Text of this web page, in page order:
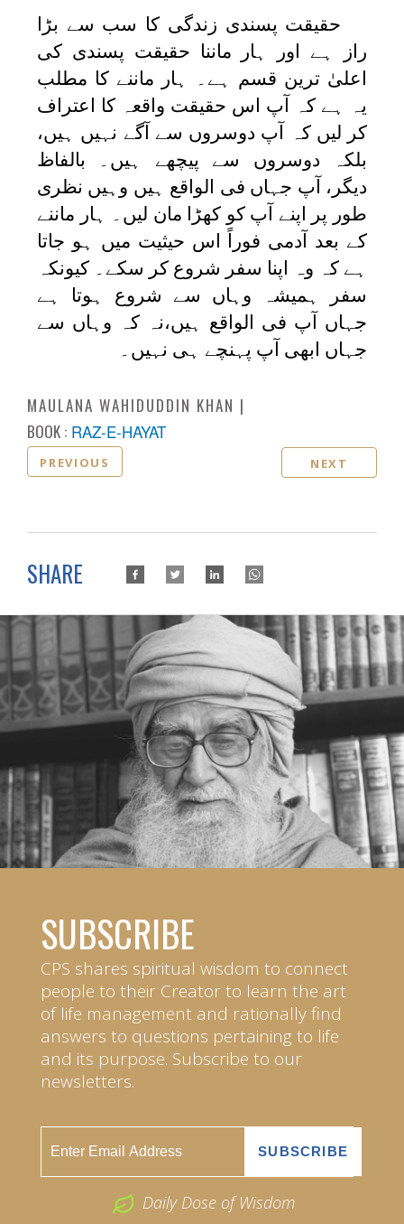
حقیقت پسندی زندگی کا سب سے بڑا
راز ہے اور ہار ماننا حقیقت پسندی کی
اعلیٰ ترین قسم ہے۔ ہار ماننے کا مطلب
یہ ہے کہ آپ اس حقیقت واقعہ کا اعتراف
کر لیں کہ آپ دوسروں سے آگے نہیں ہیں،
بلکہ دوسروں سے پیچھے ہیں۔ بالفاظ
دیگر، آپ جہاں فی الواقع ہیں وہیں نظری
طور پر اپنے آپ کو کھڑا مان لیں۔ ہار ماننے
کے بعد آدمی فوراً اس حیثیت میں ہو جاتا
ہے کہ وہ اپنا سفر شروع کر سکے۔ کیونکہ
سفر ہمیشہ وہاں سے شروع ہوتا ہے
جہاں آپ فی الواقع ہیں،نہ کہ وہاں سے
جہاں ابھی آپ پہنچے ہی نہیں۔
MAULANA WAHIDUDDIN KHAN
BOOK : RAZ-E-HAYAT
PREVIOUS NEXT
SHARE
SUBSCRIBE
CPS shares spiritual wisdom to connect
people to their Creator to learn the art
of life management and rationally find
answers to questions pertaining to life
and its purpose. Subscribe to our
newsletters.
Daily Dose of Wisdom